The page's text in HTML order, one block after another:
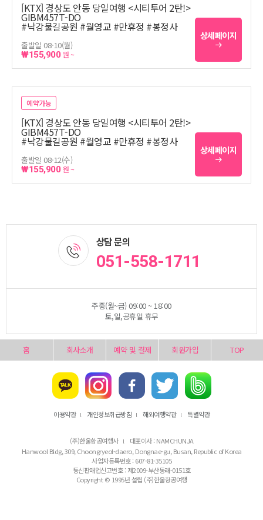
[KTX] 경상도 안동 당일여행 <시티투어 2탄!>
GIBM457T-DO
#낙강물길공원 #월영교 #만휴정 #봉정사
출발일 08-10(월)
₩155,900원 ~
상세페이지
예약가능
[KTX] 경상도 안동 당일여행 <시티투어 2탄!>
GIBM457T-DO
#낙강물길공원 #월영교 #만휴정 #봉정사
출발일 08-12(수)
₩155,900원 ~
상세페이지
상담 문의
051-558-1711
주중(월~금) 09:00 ~ 18:00
토,일,공휴일 휴무
홈 회사소개 예약 및 결제 회원가입 TOP
이용약관 l 개인정보취급방침 l 해외여행약관 l 특별약관
(주)한울항공여행사 l
대표이사 : NAMCHUNJA
Hanwool Bldg, 309, Choongryeol-daero, Dongnae-gu, Busan, Republic of Korea
사업자등록번호 : 607-81-35105
통신판매업신고번호 : 제2009-부산동래-0151호
Copyright © 1995년 설립 (주)한울항공여행